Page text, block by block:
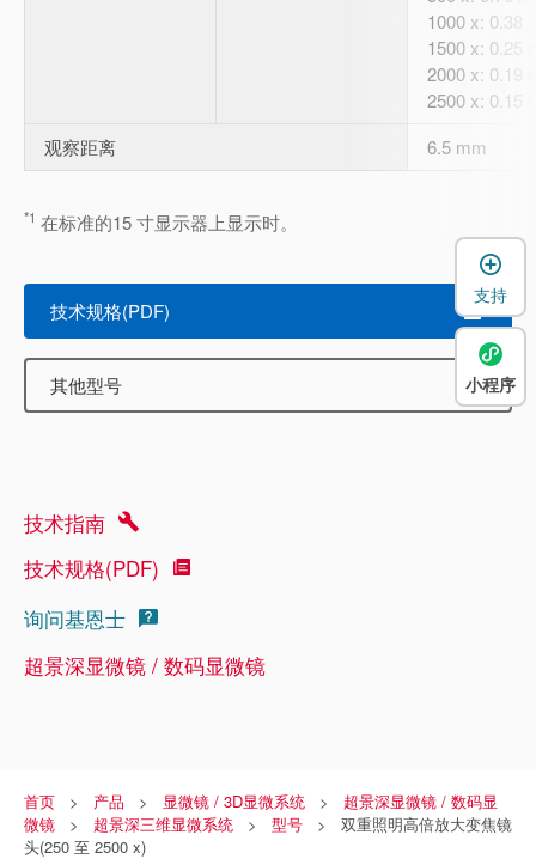
1000 x: 0.38
1500 x: 0.25
2000 x: 0.19
2500 x: 0.15
观察距离
6.5 mm
*1 在标准的15 寸显示器上显示时。
技术规格(PDF)
其他型号
技术指南
技术规格(PDF)
询问基恩士
超景深显微镜 / 数码显微镜
首页 产品 显微镜 / 3D显微系统
超景深显微镜 / 数码显
微镜
超景深三维显微系统 型号
双重照明高倍放大变焦镜
头(250 至 2500 x)
支持
小程序